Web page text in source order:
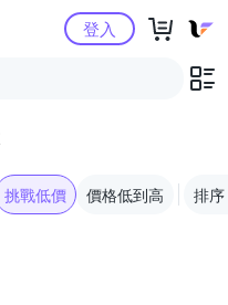
購物中心登入
挑戰低價 價格低到高 排序